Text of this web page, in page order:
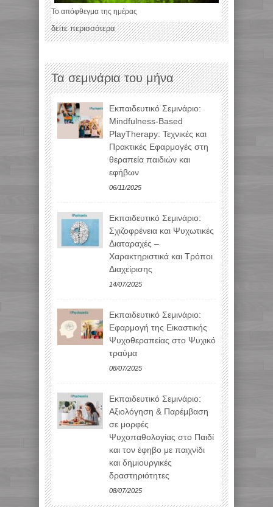
Το απόφθεγμα της ημέρας
δείτε περισσότερα
Τα σεμινάρια του μήνα
Εκπαιδευτικό Σεμινάριο:
Mindfulness-Based
PlayTherapy: Τεχνικές και
Πρακτικές Εφαρμογές στη
θεραπεία παιδιών και
εφήβων
06/11/2025
Εκπαιδευτικό Σεμινάριο:
Σχιζοφρένεια και Ψυχωτικές
Διαταραχές –
Χαρακτηριστικά και Τρόποι
Διαχείρισης
14/07/2025
Εκπαιδευτικό Σεμινάριο:
Εφαρμογή της Εικαστικής
Ψυχοθεραπείας στο Ψυχικό
τραύμα
08/07/2025
Εκπαιδευτικό Σεμινάριο:
Αξιολόγηση & Παρέμβαση
σε μορφές
Ψυχοπαθολογίας στο Παιδί
και τον έφηβο με παιχνίδι
και δημιουργικές
δραστηριότητες
08/07/2025